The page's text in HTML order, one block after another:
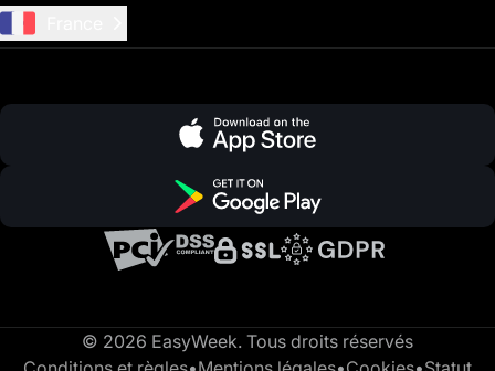
© 2026 EasyWeek. Tous droits réservés